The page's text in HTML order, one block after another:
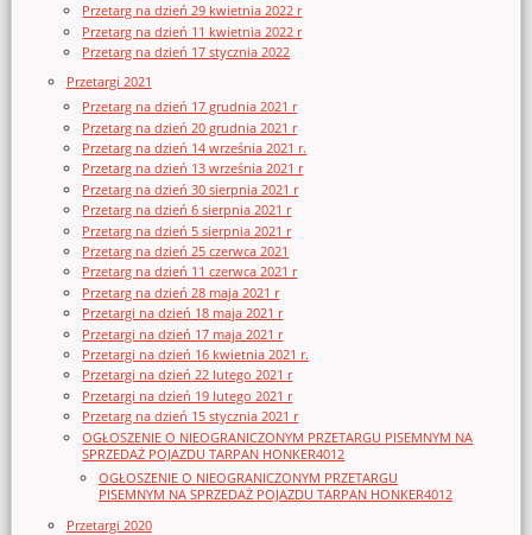
Przetarg na dzień 29 kwietnia 2022 r
Przetarg na dzień 11 kwietnia 2022 r
Przetarg na dzień 17 stycznia 2022
Przetargi 2021
Przetarg na dzień 17 grudnia 2021 r
Przetarg na dzień 20 grudnia 2021 r
Przetarg na dzień 14 września 2021 r.
Przetarg na dzień 13 września 2021 r
Przetarg na dzień 30 sierpnia 2021 r
Przetarg na dzień 6 sierpnia 2021 r
Przetarg na dzień 5 sierpnia 2021 r
Przetarg na dzień 25 czerwca 2021
Przetarg na dzień 11 czerwca 2021 r
Przetarg na dzień 28 maja 2021 r
Przetargi na dzień 18 maja 2021 r
Przetargi na dzień 17 maja 2021 r
Przetargi na dzień 16 kwietnia 2021 r.
Przetargi na dzień 22 lutego 2021 r
Przetargi na dzień 19 lutego 2021 r
Przetarg na dzień 15 stycznia 2021 r
OGŁOSZENIE O NIEOGRANICZONYM PRZETARGU PISEMNYM NA
SPRZEDAŻ POJAZDU TARPAN HONKER4012
OGŁOSZENIE O NIEOGRANICZONYM PRZETARGU
PISEMNYM NA SPRZEDAŻ POJAZDU TARPAN HONKER4012
Przetargi 2020